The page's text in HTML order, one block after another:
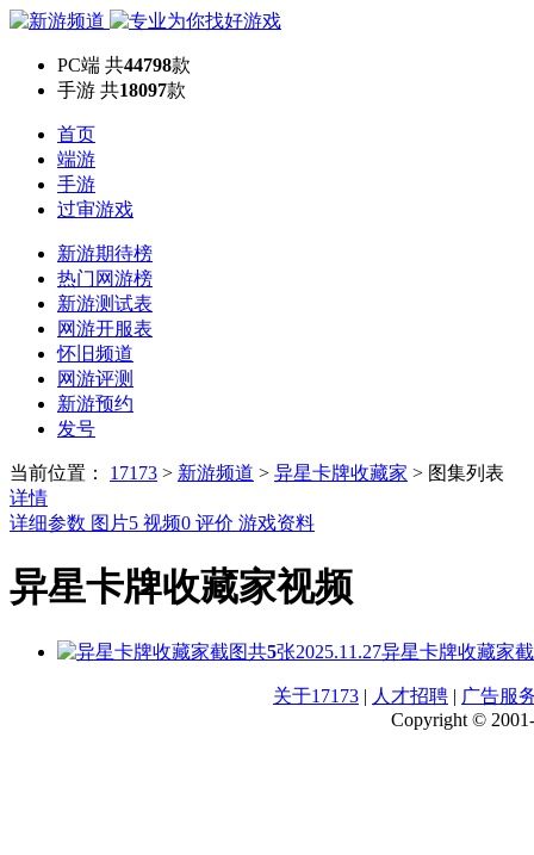
PC端 共44798款
手游 共18097款
首页
端游
手游
过审游戏
新游期待榜
热门网游榜
新游测试表
网游开服表
怀旧频道
网游评测
新游预约
发号
当前位置： 17173 > 新游频道 > 异星卡牌收藏家 > 图集列表
详情
详细参数 图片5 视频0 评价 游戏资料
异星卡牌收藏家视频
共5张2025.11.27异星卡牌收藏家
关于17173 | 人才招聘 | 广告服
Copyright ©